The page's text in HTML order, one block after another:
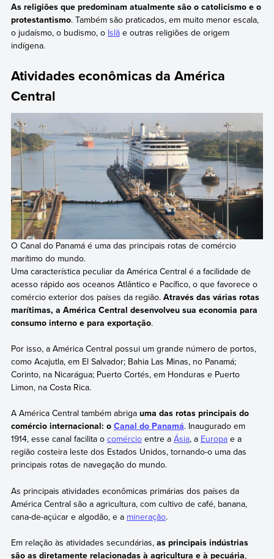
As religiões que predominam atualmente são o catolicismo e o
protestantismo. Também são praticados, em muito menor escala,
o judaísmo, o budismo, o Islãe outras religiões de origem
indígena.
Atividades econômicas da América
Central
O Canal do Panamá é uma das principais rotas de comércio
marítimo do mundo.
Uma característica peculiar da América Central é a facilidade de
acesso rápido aos oceanos Atlântico e Pacífico, o que favorece o
comércio exterior dos países da região. Através das várias rotas
marítimas, a América Central desenvolveu sua economia para
consumo interno e para exportação.
Por isso, a América Central possui um grande número de portos,
como Acajutla, em El Salvador; Bahia Las Minas, no Panamá;
Corinto, na Nicarágua; Puerto Cortés, em Honduras e Puerto
Limon, na Costa Rica.
A América Central também abriga uma das rotas principais do
comércio internacional: o Canal do Panamá. Inaugurado em
1914, esse canal facilita o comércioentre a Ásia, a Europae a
região costeira leste dos Estados Unidos, tornando-o uma das
principais rotas de navegação do mundo.
As principais atividades econômicas primárias dos países da
América Central são a agricultura, com cultivo de café, banana,
cana-de-açúcar e algodão, e a mineração.
Em relação às atividades secundárias, as principais indústrias
são as diretamente relacionadas à agricultura e à pecuária,